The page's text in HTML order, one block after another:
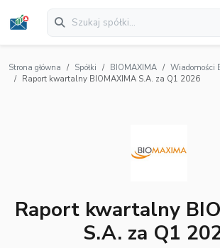
Strona główna Spółki BIOMAXIMA
Wiadomości
Raport kwartalny BIOMAXIMA S.A. za Q1 2026
Raport kwartalny
S.A. za Q1